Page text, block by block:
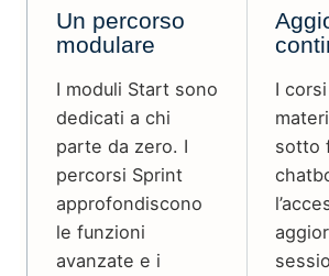
Un percorso
modulare
I moduli Start sono
dedicati a chi
parte da zero. I
percorsi Sprint
approfondiscono
le funzioni
avanzate e i
I
sotto